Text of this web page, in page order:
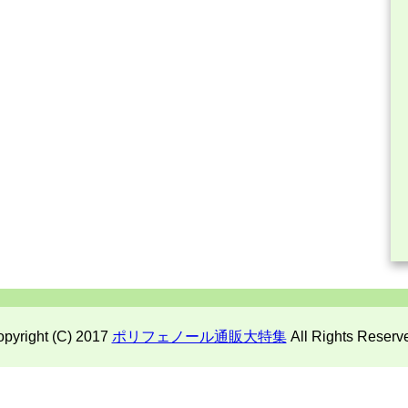
(C) 2017 ポリフェノール通販大特集All Rights